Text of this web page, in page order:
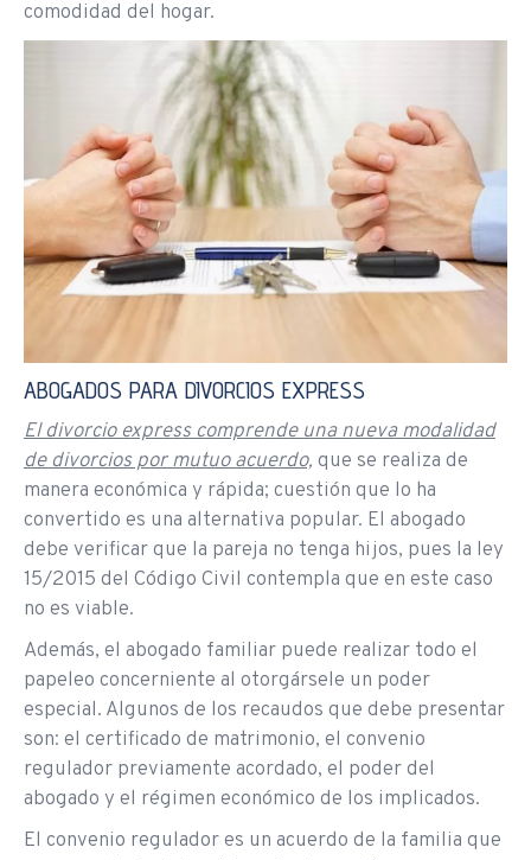
comodidad del hogar.
ABOGADOS PARA DIVORCIOS EXPRESS
El divorcio express comprende una nueva modalidad
de divorcios por mutuo acuerdo, que se realiza de
manera económica y rápida; cuestión que lo ha
convertido es una alternativa popular. El abogado
debe verificar que la pareja no tenga hijos, pues la ley
15/2015 del Código Civil contempla que en este caso
no es viable.
Además, el abogado familiar puede realizar todo el
papeleo concerniente al otorgársele un poder
especial. Algunos de los recaudos que debe presentar
son: el certificado de matrimonio, el convenio
regulador previamente acordado, el poder del
abogado y el régimen económico de los implicados.
El convenio regulador es un acuerdo de la familia que